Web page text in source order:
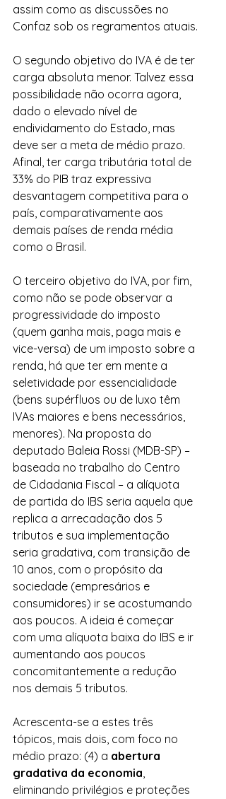
assim como as discussões no
Confaz sob os regramentos atuais.
O segundo objetivo do IVA é de ter
carga absoluta menor. Talvez essa
possibilidade não ocorra agora,
dado o elevado nível de
endividamento do Estado, mas
deve ser a meta de médio prazo.
Afinal, ter carga tributária total de
33% do PIB traz expressiva
desvantagem competitiva para o
país, comparativamente aos
demais países de renda média
como o Brasil.
O terceiro objetivo do IVA, por fim,
como não se pode observar a
progressividade do imposto
(quem ganha mais, paga mais e
vice-versa) de um imposto sobre a
renda, há que ter em mente a
seletividade por essencialidade
(bens supérfluos ou de luxo têm
IVAs maiores e bens necessários,
menores). Na proposta do
deputado Baleia Rossi (MDB-SP) –
baseada no trabalho do Centro
de Cidadania Fiscal – a alíquota
de partida do IBS seria aquela que
replica a arrecadação dos 5
tributos e sua implementação
seria gradativa, com transição de
10 anos, com o propósito da
sociedade (empresários e
consumidores) ir se acostumando
aos poucos. A ideia é começar
com uma alíquota baixa do IBS e ir
aumentando aos poucos
concomitantemente a redução
nos demais 5 tributos.
Acrescenta-se a estes três
tópicos, mais dois, com foco no
médio prazo: (4) a abertura
gradativa da economia,
eliminando privilégios e proteções